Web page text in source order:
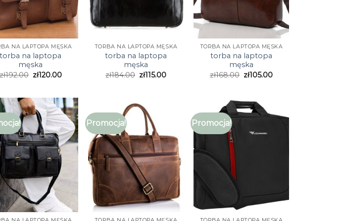
NA LAPTOPA MĘSKA
torba na laptopa
męska
192.00 zł120.00
TORBA NA LAPTOPA MĘSKA
torba na laptopa
męska
zł184.00 zł115.00
TORBA NA LAPTOPA MĘSKA
torba na laptopa
męska
zł168.00 zł105.00
Promocja! Promocja!